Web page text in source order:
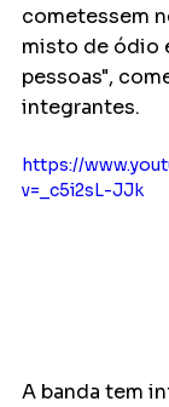
cometessem
misto de ódio
pessoas",
integrantes.
https://
v=_c5i2sL-JJk
A banda tem